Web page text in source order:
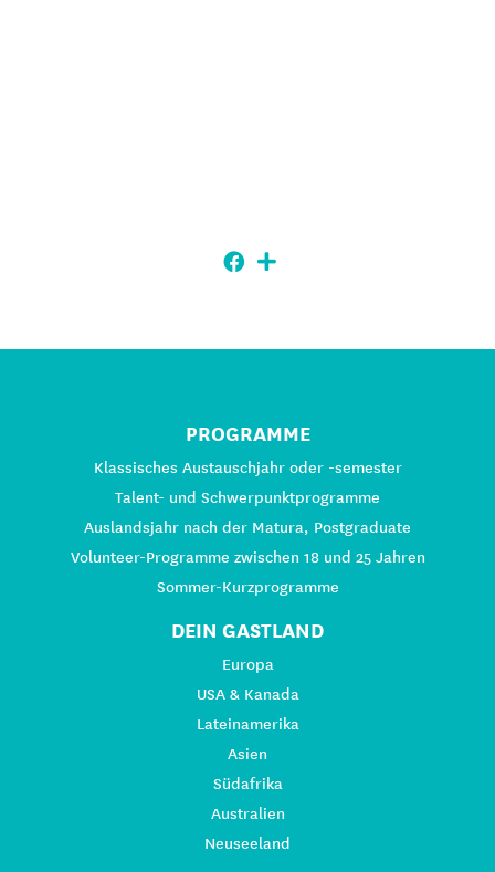
PROGRAMME
Klassisches Austauschjahr oder -semester
Talent- und Schwerpunktprogramme
Auslandsjahr nach der Matura, Postgraduate
Volunteer-Programme zwischen 18 und 25 Jahren
Sommer-Kurzprogramme
DEIN GASTLAND
Europa
USA & Kanada
Lateinamerika
Asien
Südafrika
Australien
Neuseeland